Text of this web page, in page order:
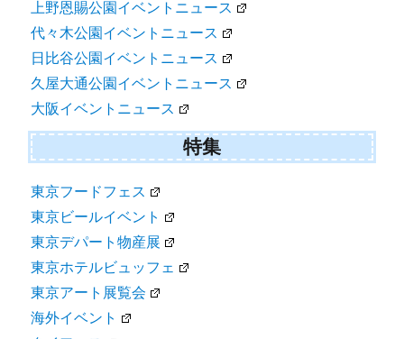
上野恩賜公園イベントニュース
代々木公園イベントニュース
日比谷公園イベントニュース
久屋大通公園イベントニュース
大阪イベントニュース
特集
東京フードフェス
東京ビールイベント
東京デパート物産展
東京ホテルビュッフェ
東京アート展覧会
海外イベント